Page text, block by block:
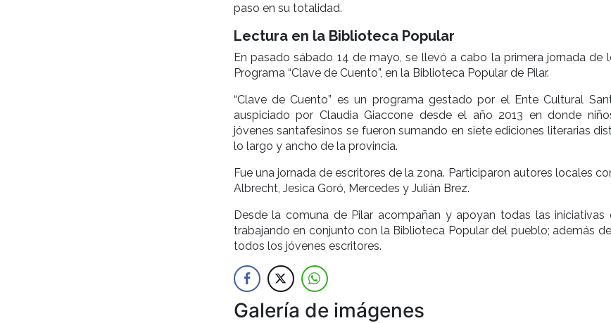
paso en su totalidad.
Lectura en la Biblioteca Popular
En pasado sábado 14 de mayo, se llevó a cabo la primera jornada de
Programa “Clave de Cuento”, en la Biblioteca Popular de Pilar.
“Clave de Cuento” es un programa gestado por el Ente Cultural
auspiciado por Claudia Giaccone desde el año 2013 en donde
jóvenes santafesinos se fueron sumando en siete ediciones literarias
lo largo y ancho de la provincia.
Fue una jornada de escritores de la zona. Participaron autores locales
Albrecht, Jesica Goró, Mercedes y Julián Brez.
Desde la comuna de Pilar acompañan y apoyan todas las iniciativas
trabajando en conjunto con la Biblioteca Popular del pueblo; además
todos los jóvenes escritores.
Galería de imágenes